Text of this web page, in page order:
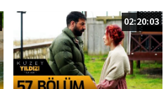
02:20:03